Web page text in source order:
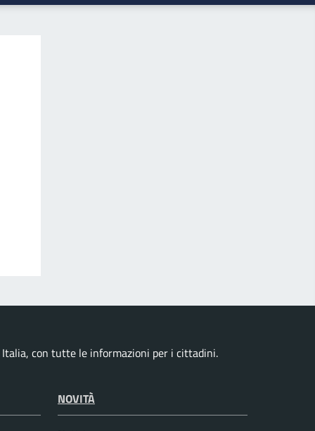
con tutte le informazioni per i cittadini.
NOVITÀ